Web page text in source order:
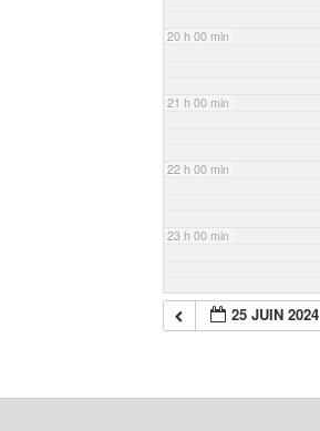
20 h 00 min
21 h 00 min
22 h 00 min
23 h 00 min
25 JUIN 2024